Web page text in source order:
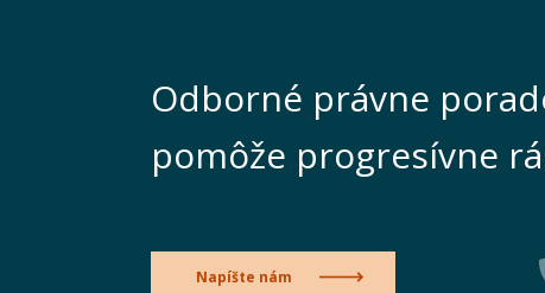
Odborné právne
pomôže progresívne
Napíšte nám